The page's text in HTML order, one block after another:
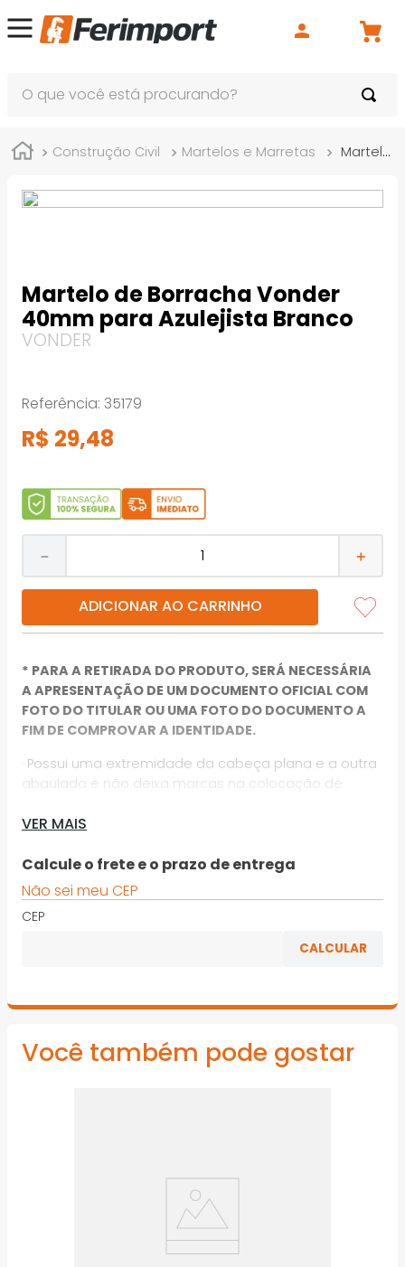
Construção Civil Martelos e Marretas Martelo de Borracha Vonder 40mm para Azulejista Branco
Martelo de Borracha Vonder
40mm para Azulejista Branco
VONDER
Referência: 35179
R$ 29,48
＋
－
ADICIONAR AO CARRINHO
* PARA A RETIRADA DO PRODUTO, SERÁ NECESSÁRIA
A APRESENTAÇÃO DE UM DOCUMENTO OFICIAL COM
FOTO DO TITULAR OU UMA FOTO DO DOCUMENTO A
FIM DE COMPROVAR A IDENTIDADE.
· Possui uma extremidade da cabeça plana e a outra
abaulada e não deixa marcas na colocação de
· Indicado principalmente para trabalhos em pisos
cerâmicos, porcelanatos, azulejos, entre outras peças
*Imagens meramente ilustrativas
VER MAIS
Calcule o frete e o prazo de entrega
Não sei meu CEP
CEP
Você também pode gostar